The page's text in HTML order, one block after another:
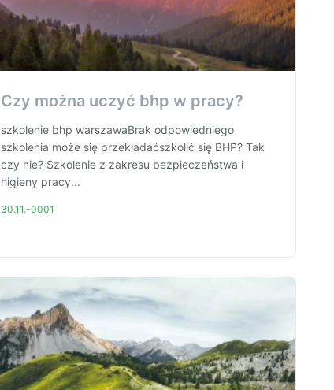
Czy można uczyć bhp w pracy?
szkolenie bhp warszawaBrak odpowiedniego
szkolenia może się przekładaćszkolić się BHP? Tak
czy nie? Szkolenie z zakresu bezpieczeństwa i
higieny pracy...
30.11.-0001